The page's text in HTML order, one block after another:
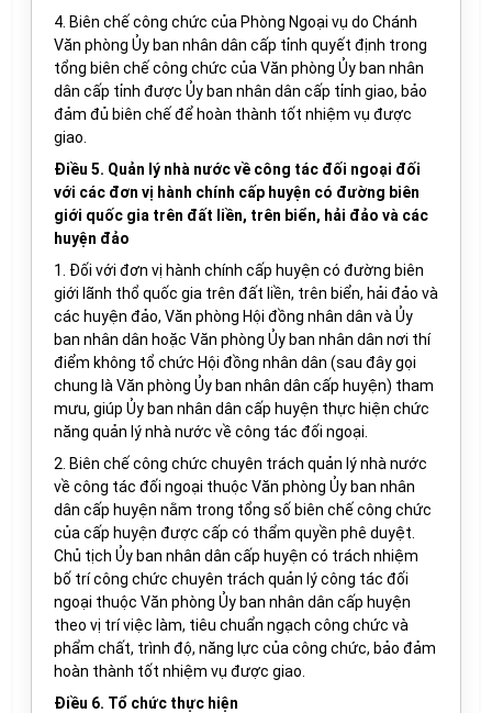
4. Biên chế công chức của Phòng Ngoại vụ do Chánh
Văn phòng Ủy ban nhân dân cấp tỉnh quyết định trong
tổng biên chế công chức của Văn phòng Ủy ban nhân
dân cấp tỉnh được Ủy ban nhân dân cấp tỉnh giao, bảo
đảm đủ biên chế để hoàn thành tốt nhiệm vụ được
giao.
Điều 5. Quản lý nhà nước về công tác đối ngoại đối
với các đơn vị hành chính cấp huyện có đường biên
giới quốc gia trên đất liền, trên biển, hải đảo và các
huyện đảo
1. Đối với đơn vị hành chính cấp huyện có đường biên
giới lãnh thổ quốc gia trên đất liền, trên biển, hải đảo và
các huyện đảo, Văn phòng Hội đồng nhân dân và Ủy
ban nhân dân hoặc Văn phòng Ủy ban nhân dân nơi thí
điểm không tổ chức Hội đồng nhân dân (sau đây gọi
chung là Văn phòng Ủy ban nhân dân cấp huyện) tham
mưu, giúp Ủy ban nhân dân cấp huyện thực hiện chức
năng quản lý nhà nước về công tác đối ngoại.
2. Biên chế công chức chuyên trách quản lý nhà nước
về công tác đối ngoại thuộc Văn phòng Ủy ban nhân
dân cấp huyện nằm trong tổng số biên chế công chức
của cấp huyện được cấp có thẩm quyền phê duyệt.
Chủ tịch Ủy ban nhân dân cấp huyện có trách nhiệm
bố trí công chức chuyên trách quản lý công tác đối
ngoại thuộc Văn phòng Ủy ban nhân dân cấp huyện
theo vị trí việc làm, tiêu chuẩn ngạch công chức và
phẩm chất, trình độ, năng lực của công chức, bảo đảm
hoàn thành tốt nhiệm vụ được giao.
Điều 6. Tổ chức thực hiện